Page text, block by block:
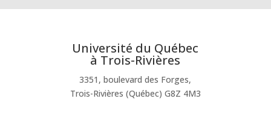
Université du Québec
à Trois-Rivières
3351, boulevard des Forges,
Trois-Rivières (Québec) G8Z 4M3